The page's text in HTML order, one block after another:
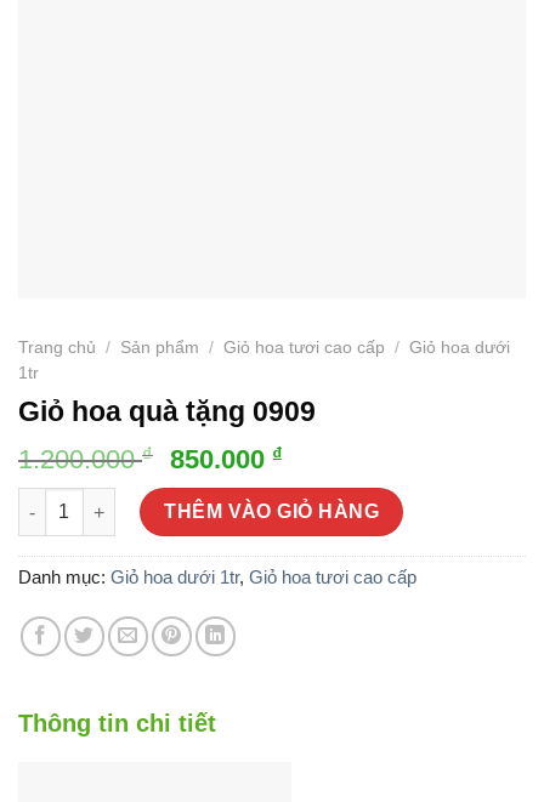
Trang chủ / Sản phẩm / Giỏ hoa tươi cao cấp / Giỏ hoa dưới
1tr
Giỏ hoa quà tặng 0909
1.200.000₫
Giá
gốc
là:
1.200.000 ₫.
850.000 ₫Giá
hiện
tại
là:
850.000 ₫.
Giỏ hoa quà tặng 0909 số lượng
THÊM VÀO GIỎ HÀNG
Danh mục: Giỏ hoa dưới 1tr, Giỏ hoa tươi cao cấp
Thông tin chi tiết